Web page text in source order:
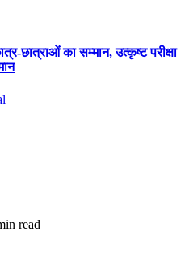
छात्राओं का सम्मान, उत्कृष्ट परीक्षा
read